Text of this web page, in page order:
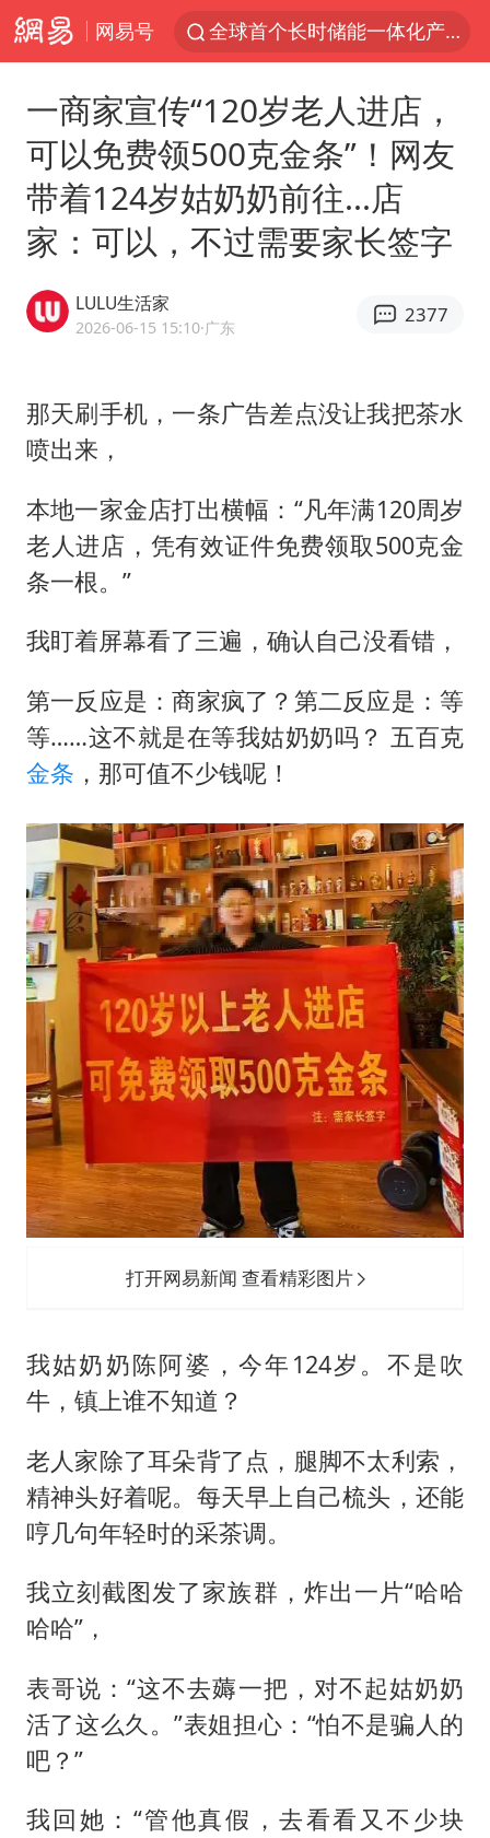
网易号
全球首个长时储能一体化产业园量产
“秋天的第一杯奶茶”6岁了
上海：台风白海豚或将带来龙卷风
中巨芯：上半年归母净利润1405.77万元
国乒男单横滨冠军赛全军覆没
胡彦斌获《歌手2026》歌王
东航：国内客票提前14天免费退改
胡彦斌韩磊 谁帮谁
夯实基础开新局
一商家宣传“120岁老人进店，
可以免费领500克金条”！网友
带着124岁姑奶奶前往...店
家：可以，不过需要家长签字
LULU生活家
2026-06-15 15:10·广东
2377
那天刷手机，一条广告差点没让我把茶水
喷出来，
本地一家金店打出横幅：“凡年满120周岁
老人进店，凭有效证件免费领取500克金
条一根。”
我盯着屏幕看了三遍，确认自己没看错，
第一反应是：商家疯了？第二反应是：等
等……这不就是在等我姑奶奶吗？ 五百克
金条 ，那可值不少钱呢！
打开网易新闻 查看精彩图片
我姑奶奶陈阿婆，今年124岁。不是吹
牛，镇上谁不知道？
老人家除了耳朵背了点，腿脚不太利索，
精神头好着呢。每天早上自己梳头，还能
哼几句年轻时的采茶调。
我立刻截图发了家族群，炸出一片“哈哈
哈哈”，
表哥说：“这不去薅一把，对不起姑奶奶
活了这么久。”表姐担心：“怕不是骗人的
吧？”
我回她：“管他真假，去看看又不少块